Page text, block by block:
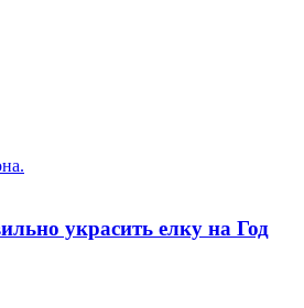
украсить елку на Год